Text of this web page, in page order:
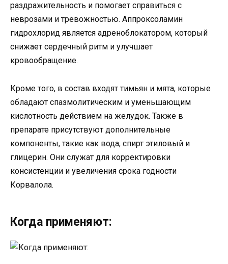
раздражительность и помогает справиться с
неврозами и тревожностью. Аппроксоламин
гидрохлорид является адреноблокатором, который
снижает сердечный ритм и улучшает
кровообращение.
Кроме того, в состав входят тимьян и мята, которые
обладают спазмолитическим и уменьшающим
кислотность действием на желудок. Также в
препарате присутствуют дополнительные
компоненты, такие как вода, спирт этиловый и
глицерин. Они служат для корректировки
консистенции и увеличения срока годности
Корвалола.
Когда применяют: